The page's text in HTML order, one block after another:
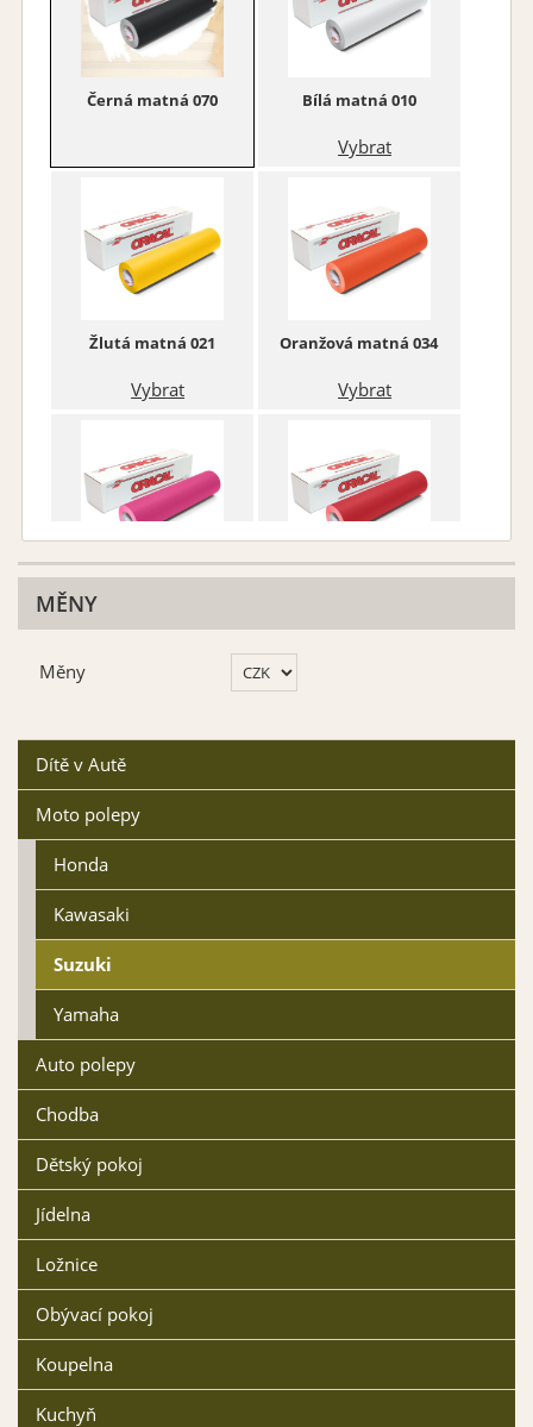
Černá matná 070 Bílá matná 010
Vybrat
Žlutá matná 021
Vybrat
Oranžová matná 034
Vybrat
Vybrat Vybrat
Fialová matná 043
Dopravní modrá matná
057
Ledově modrá matná
056
MĚNY
Měny
Dítě v Autě
Moto polepy
Honda
Kawasaki
Suzuki
Yamaha
Auto polepy
Chodba
Dětský pokoj
Jídelna
Ložnice
Obývací pokoj
Koupelna
Kuchyň